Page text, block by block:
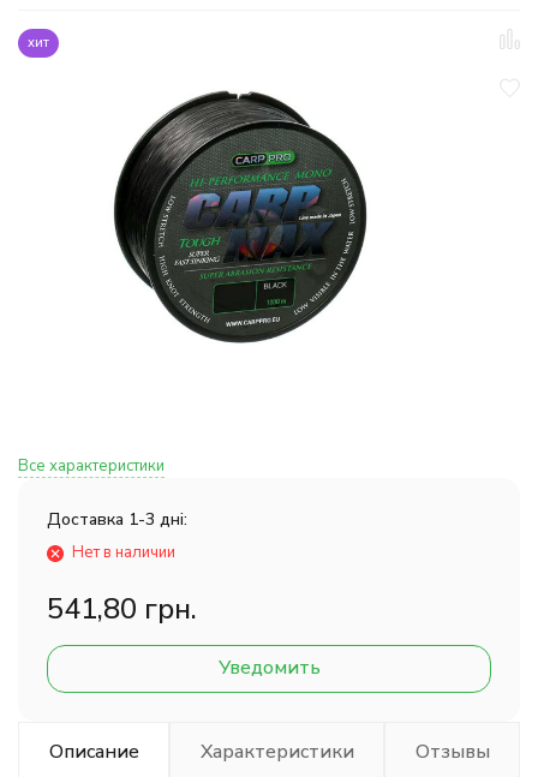
хит
Все характеристики
Доставка 1-3 дні:
Нет в наличии
541,80 грн.
Уведомить
Описание Характеристики Отзывы